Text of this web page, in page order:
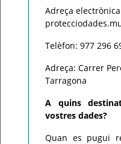
Adreça
Telèfon: 977 296
Adreça: Carrer
Tarragona
A quins
vostres dades?
Quan es pugui